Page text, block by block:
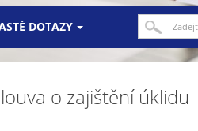
DOTAZY
o zajištění úklidu